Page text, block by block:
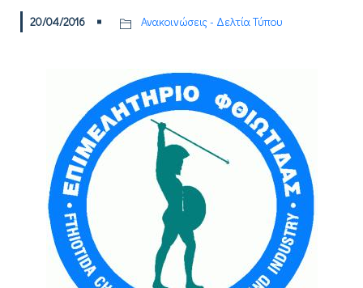
20/04/2016 Ανακοινώσεις - Δελτία Τύπου